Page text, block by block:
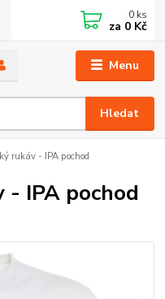
Menu
Hledat
0 ks
za 0 Kč
rukáv - IPA pochod
IPA pochod